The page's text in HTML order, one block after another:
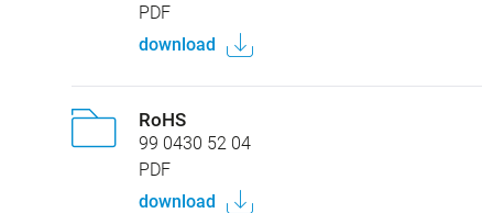
PDF
download
RoHS
99 0430 52 04
PDF
download